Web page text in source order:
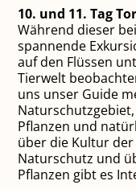
10. und 11. Tag
Während dieser
spannende
auf den Flüssen
Tierwelt
uns unser Guide
Pflanzen und
über die Kultur
Naturschutz und
Pflanzen gibt es